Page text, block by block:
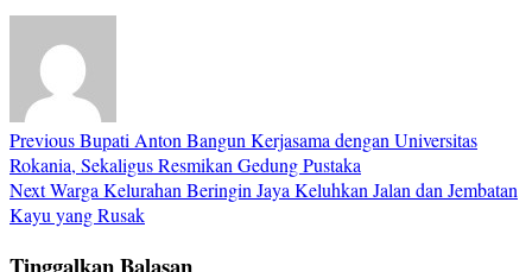
PreviousBupati Anton Bangun Kerjasama dengan Universitas
Rokania, Sekaligus Resmikan Gedung Pustaka
NextWarga Kelurahan Beringin Jaya Keluhkan Jalan dan Jembatan
Kayu yang Rusak
Tinggalkan Balasan